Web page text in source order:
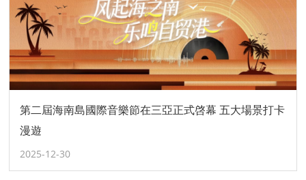
第二屆海南島國際音樂節在三亞正式啓幕 五大場景打卡
漫遊
2025-12-30